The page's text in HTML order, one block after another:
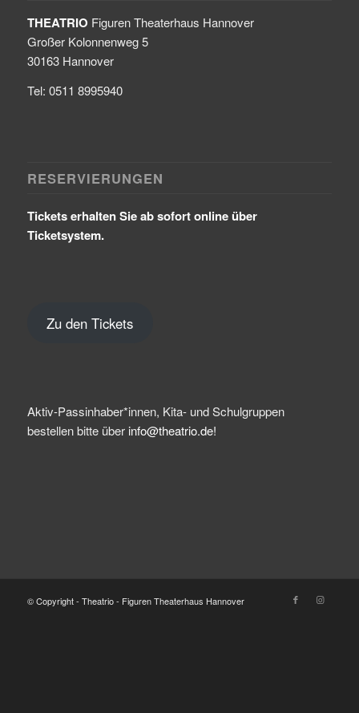
THEATRIO Figuren Theaterhaus Hannover
Großer Kolonnenweg 5
30163 Hannover
Tel: 0511 8995940
RESERVIERUNGEN
Tickets erhalten Sie ab sofort online über
Ticketsystem.
Zu den Tickets
Aktiv-Passinhaber*innen, Kita- und Schulgruppen
bestellen bitte über info@theatrio.de!
© Copyright - Theatrio - Figuren Theaterhaus Hannover